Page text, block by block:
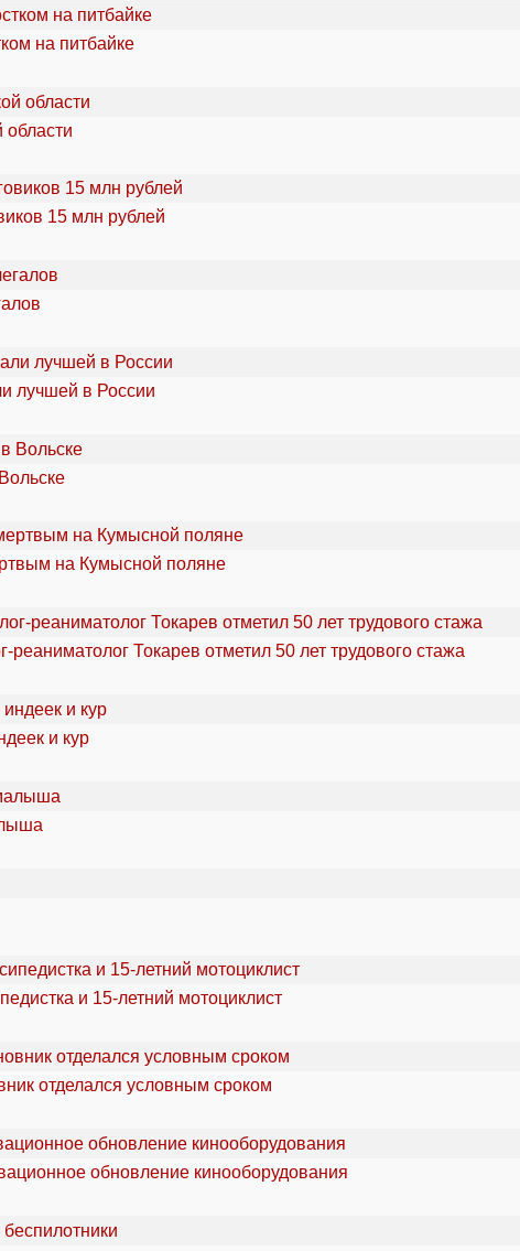
на питбайке
15 млн рублей
лучшей в России
на Кумысной поляне
реаниматолог Токарев отметил 50 лет трудового стажа
и кур
и 15-летний мотоциклист
отделался условным сроком
обновление кинооборудования